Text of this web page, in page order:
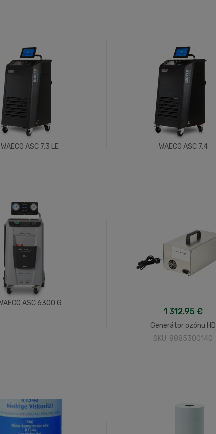
WAECO ASC 7.3 LE WAECO ASC 7.4
ASC 6300 G
1 312.95 €
Generátor ozónu HD
SKU: 8885300140